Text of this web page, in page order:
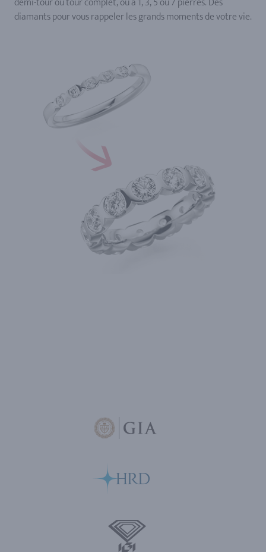
diamants pour vous rappeler les grands moments de votre vie.